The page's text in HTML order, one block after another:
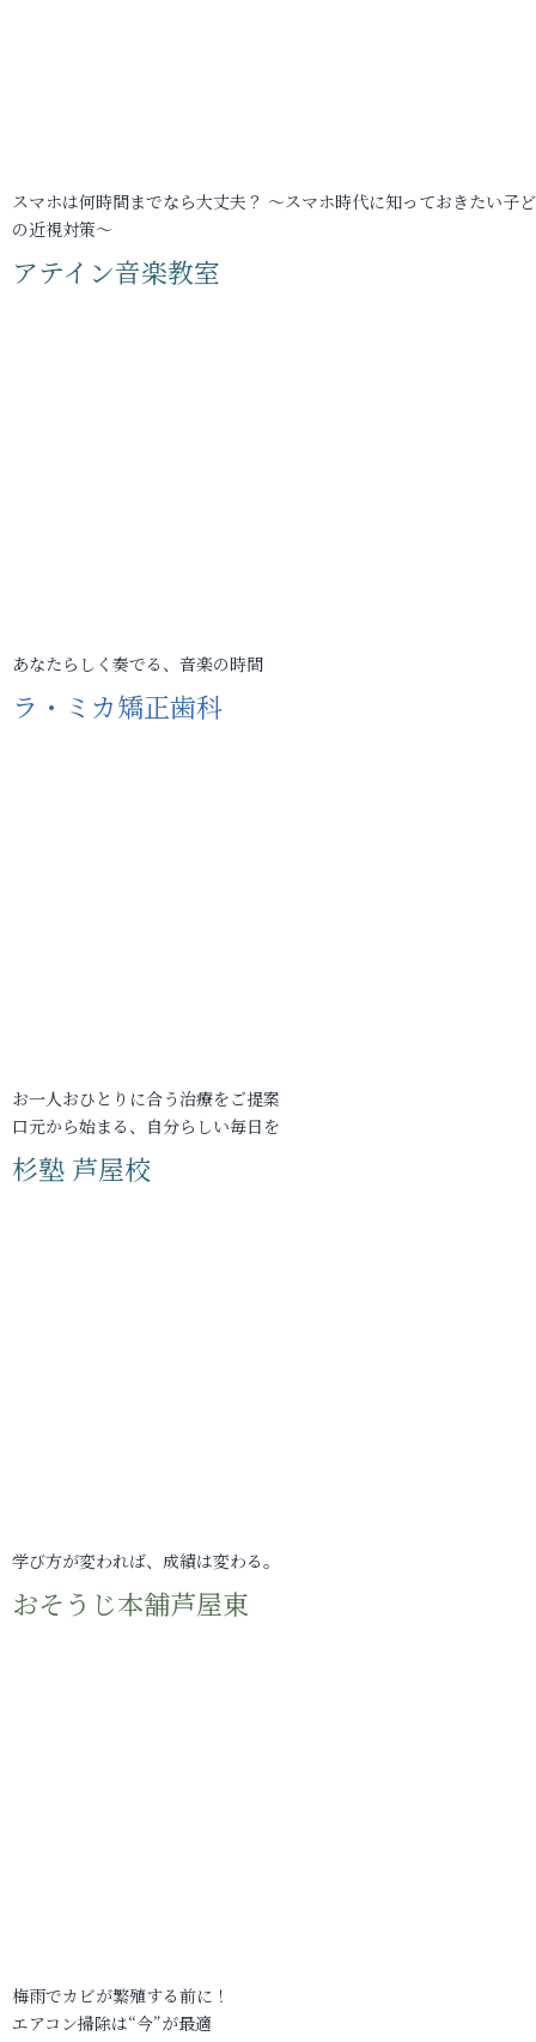
スマホは何時間までなら大丈夫？ ～スマホ時代に知っておきたい子
の近視対策～
アテイン音楽教室
あなたらしく奏でる、音楽の時間
ラ・ミカ矯正歯科
お一人おひとりに合う治療をご提案
口元から始まる、自分らしい毎日を
杉塾 芦屋校
学び方が変われば、成績は変わる。
おそうじ本舗芦屋東
梅雨でカビが繁殖する前に！
エアコン掃除は“今”が最適